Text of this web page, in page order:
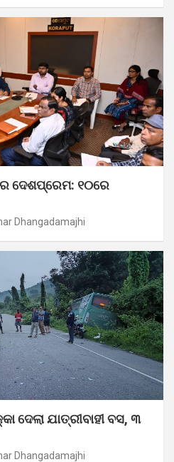
ଦେଶପ୍ରେମ: ୧୦ରେ
Dhangadamajhi
ଦେଲା ଯାତ୍ରୀବାହୀ ବସ, ୩
Dhangadamajhi